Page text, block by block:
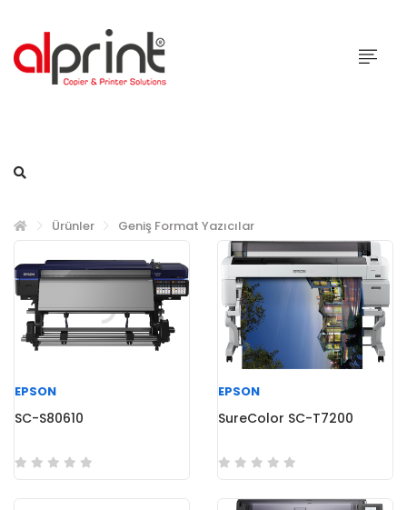
Ürünler Geniş Format Yazıcılar
EPSON
SC-S80610
EPSON
SureColor SC-T7200